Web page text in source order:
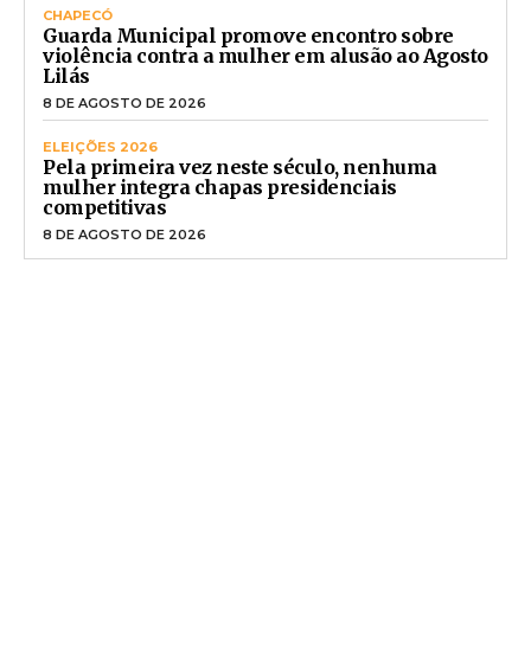
CHAPECÓ
Guarda Municipal promove encontro sobre
violência contra a mulher em alusão ao Agosto
Lilás
8 DE AGOSTO DE 2026
ELEIÇÕES 2026
Pela primeira vez neste século, nenhuma
mulher integra chapas presidenciais
competitivas
8 DE AGOSTO DE 2026